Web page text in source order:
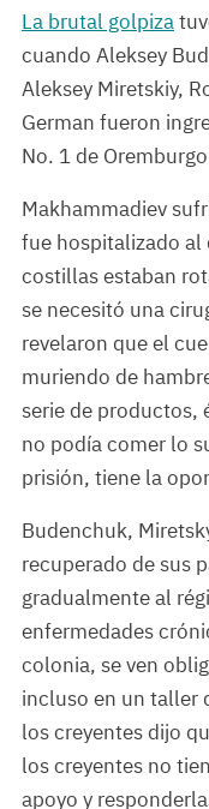
La brutal golpiza
cuando Aleksey
Aleksey Miretskiy,
German fueron
No. 1 de
Makhammadiev
fue hospitalizado al
costillas estaban
se necesitó una
revelaron que el
muriendo de
serie de productos,
no podía comer lo
prisión, tiene la
Budenchuk,
recuperado de sus
gradualmente al
enfermedades
colonia, se ven
incluso en un taller
los creyentes dijo
los creyentes no
apoyo y